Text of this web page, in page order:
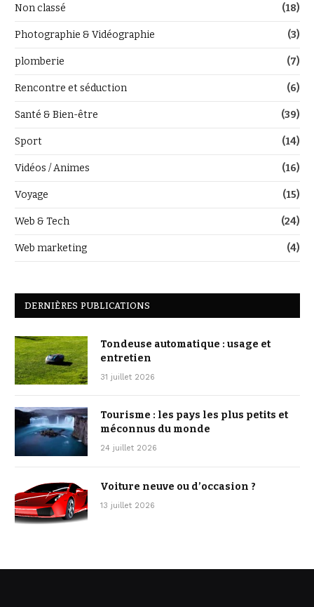
Non classé (18)
Photographie & Vidéographie (3)
plomberie (7)
Rencontre et séduction (6)
Santé & Bien-être (39)
Sport (14)
Vidéos / Animes (16)
Voyage (15)
Web & Tech (24)
Web marketing (4)
DERNIÈRES PUBLICATIONS
Tondeuse automatique : usage et
entretien
31 juillet 2026
Tourisme : les pays les plus petits et
méconnus du monde
24 juillet 2026
Voiture neuve ou d’occasion ?
13 juillet 2026